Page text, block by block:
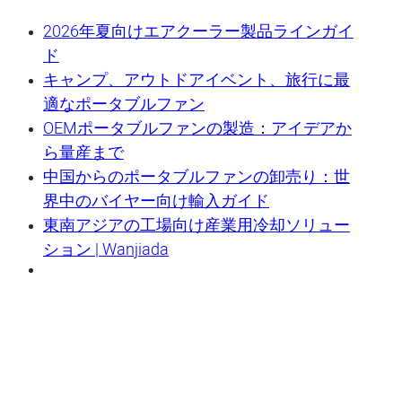
2026年夏向けエアクーラー製品ラインガイ
ド
キャンプ、アウトドアイベント、旅行に最
適なポータブルファン
OEMポータブルファンの製造：アイデアか
ら量産まで
中国からのポータブルファンの卸売り：世
界中のバイヤー向け輸入ガイド
東南アジアの工場向け産業用冷却ソリュー
ション | Wanjiada